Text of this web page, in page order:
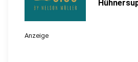
Anzeige